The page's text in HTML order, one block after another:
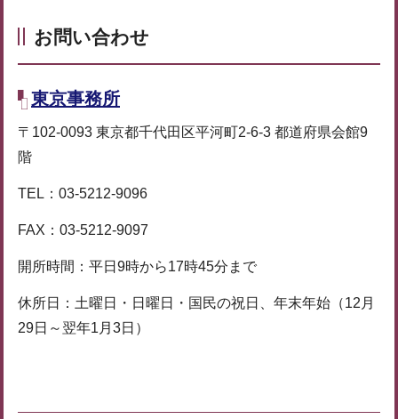
お問い合わせ
東京事務所
〒102-0093 東京都千代田区平河町2-6-3 都道府県会館9
階
TEL：03-5212-9096
FAX：03-5212-9097
開所時間：平日9時から17時45分まで
休所日：土曜日・日曜日・国民の祝日、年末年始（12月
29日～翌年1月3日）